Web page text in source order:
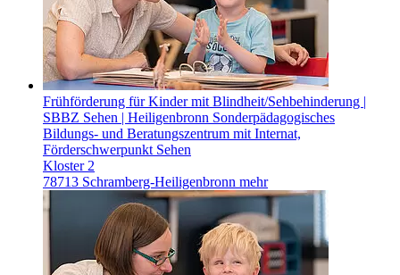
Frühförderung für Kinder mit Blindheit/Sehbehinderung |
SBBZ Sehen | Heiligenbronn Sonderpädagogisches
Bildungs- und Beratungszentrum mit Internat,
Förderschwerpunkt Sehen
Kloster 2
78713 Schramberg-Heiligenbronn mehr